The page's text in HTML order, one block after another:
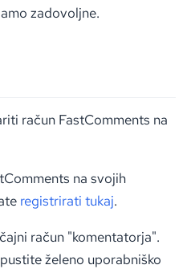
zadovoljne.
račun FastComments na
na svojih
registrirati tukaj.
račun "komentatorja".
želeno uporabniško